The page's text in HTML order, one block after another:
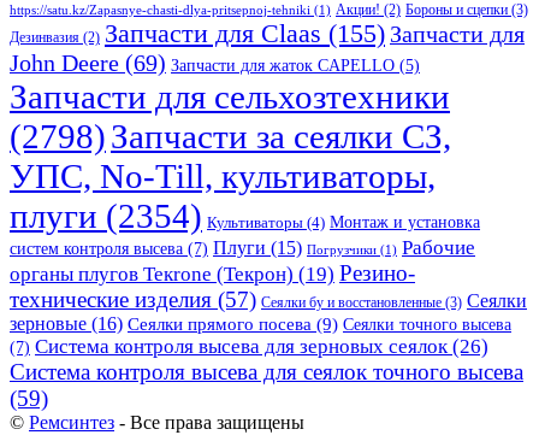
https://satu.kz/Zapasnye-chasti-dlya-pritsepnoj-tehniki (1) Акции! (2) Бороны и сцепки (3)
Дезинвазия (2) Запчасти для Claas (155) Запчасти для
John Deere (69) Запчасти для жаток CAPELLO (5)
Запчасти для сельхозтехники
(2798)Запчасти за сеялки СЗ,
УПС, No-Till, культиваторы,
плуги (2354) Культиваторы (4) Монтаж и установка
систем контроля высева (7) Плуги (15) Погрузчики (1) Рабочие
органы плугов Текrоne (Текрон) (19) Резино-
технические изделия (57) Сеялки бу и восстановленные (3) Сеялки
зерновые (16) Сеялки прямого посева (9) Сеялки точного высева
(7) Система контроля высева для зерновых сеялок(26)
Система контроля высева для сеялок точного высева
(59)
© Ремсинтез - Все права защищены